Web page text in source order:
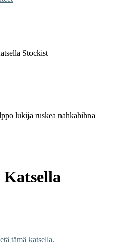
Stockist
Katsella
tämä katsella.